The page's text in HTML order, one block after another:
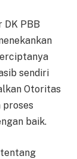
DK PBB
sendiri
Otoritas
proses
baik.